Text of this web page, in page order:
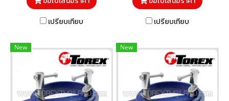
TPQ-TRBVFB Series
เปรียบเทียบ
TPQ-TRBVFB Series
เปรียบเทียบ
New New